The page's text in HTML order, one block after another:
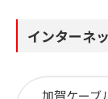
インターネ
加賀ケーブ